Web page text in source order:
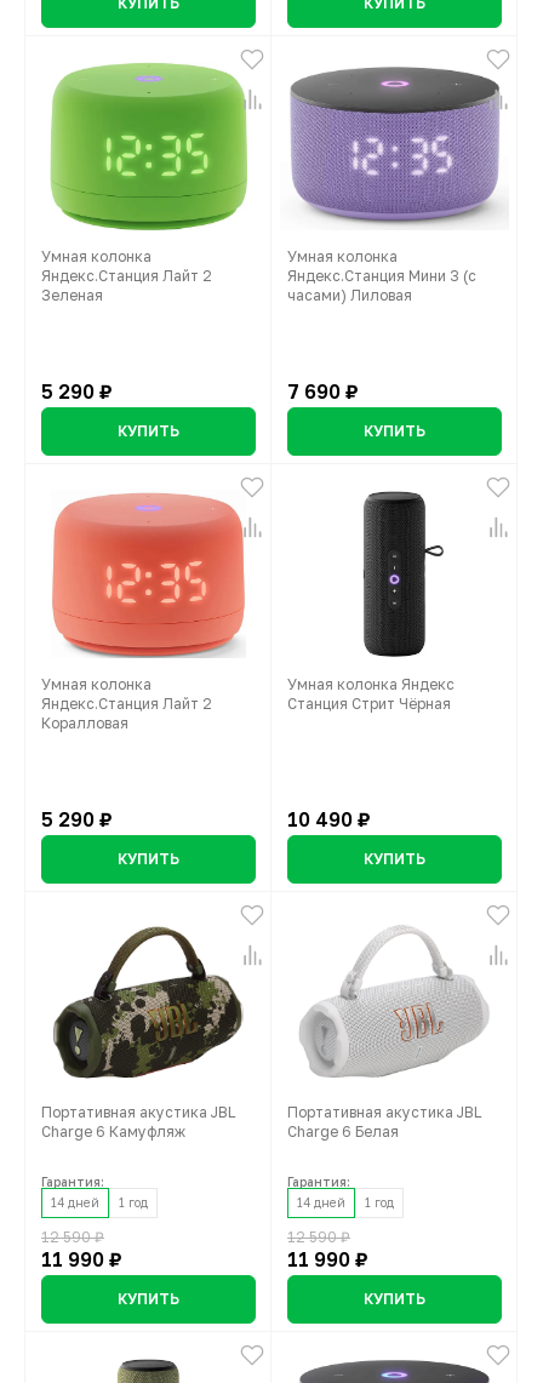
Умная колонка
Яндекс.Станция Лайт 2
Зеленая
5 290 ₽
КУПИТЬ
Умная колонка
Яндекс.Станция Мини 3 (с
часами) Лиловая
7 690 ₽
КУПИТЬ
Умная колонка
Яндекс.Станция Лайт 2
Коралловая
5 290 ₽
КУПИТЬ
Умная колонка Яндекс
Станция Стрит Чёрная
10 490 ₽
КУПИТЬ
Портативная акустика JBL
Charge 6 Камуфляж
Гарантия:
14 дней
1 год
12 590 ₽
11 990 ₽
КУПИТЬ
Портативная акустика JBL
Charge 6 Белая
Гарантия:
14 дней
1 год
12 590 ₽
11 990 ₽
КУПИТЬ